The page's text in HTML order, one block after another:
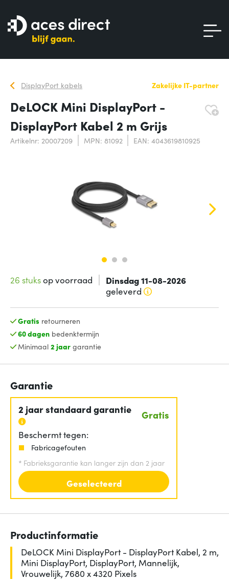
DisplayPort kabels Zakelijke IT-partner
DeLOCK Mini DisplayPort -
DisplayPort Kabel 2 m Grijs
Artikelnr: 20007209 MPN: 81092 EAN: 4043619810925
26 stuksop voorraad Dinsdag 11-08-2026
geleverd
Gratis retourneren
60 dagenbedenktermijn
Minimaal 2 jaargarantie
Garantie
2 jaar standaard garantie Gratis
Beschermt tegen:
Fabricagefouten
* Fabrieksgarantie kan langer zijn dan 2 jaar
Geselecteerd
Productinformatie
DeLOCK Mini DisplayPort - DisplayPort Kabel, 2 m,
Mini DisplayPort, DisplayPort, Mannelijk,
Vrouwelijk, 7680 x 4320 Pixels